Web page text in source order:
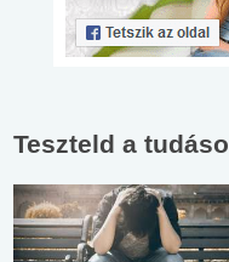
Teszteld a